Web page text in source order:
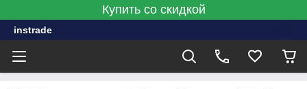
Купить со скидкой
instrade